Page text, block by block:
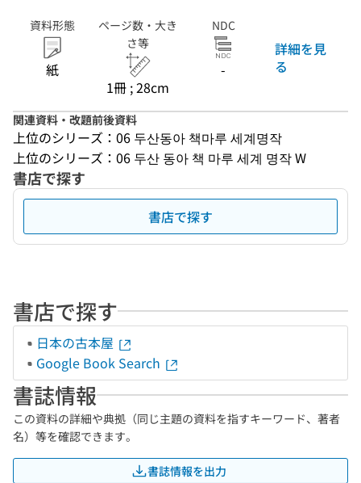
資料形態
紙
ページ数・大き
さ等
1冊 ; 28cm
NDC
-
詳細を見
る
関連資料・改題前後資料
上位のシリーズ：06 두산동아 책마루 세계명작
上位のシリーズ：06 두산 동아 책 마루 세계 명작 W
書店で探す
書店で探す
書店で探す
日本の古本屋
Google Book Search
書誌情報
この資料の詳細や典拠（同じ主題の資料を指すキーワード、著者
名）等を確認できます。
書誌情報を出力